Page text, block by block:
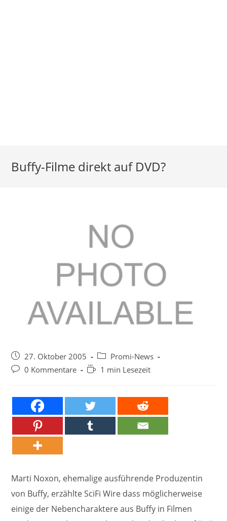
Buffy-Filme direkt auf DVD?
Beitrag
veröffentlicht:
27. Oktober 2005
Beitrags-
Kategorie:
Promi-News
Beitrags-
0 Kommentare Lesedauer:
1 min Lesezeit
Marti Noxon, ehemalige ausführende Produzentin
von Buffy, erzählte SciFi Wire dass möglicherweise
einige der Nebencharaktere aus Buffy in Filmen